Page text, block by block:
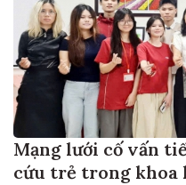
Mạng lưới cố vấn
cứu trẻ trong khoa